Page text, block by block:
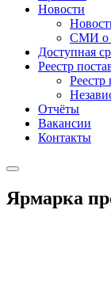
Новости
СМИ о
Доступная
Реестр
Реестр
Отчёты
Вакансии
Контакты
Ярмарка